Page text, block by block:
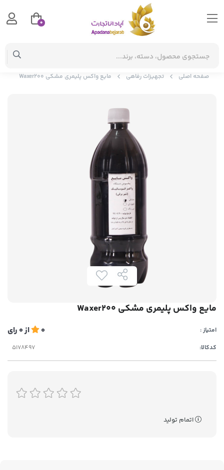
صفحه اصلی تجهیزات رفاهی مایع واکس پلیمری مشکی Waxer200
مایع واکس پلیمری مشکی Waxer200
امتیاز : 0 از0 رای
کدکالا:
اتمام تولید
0